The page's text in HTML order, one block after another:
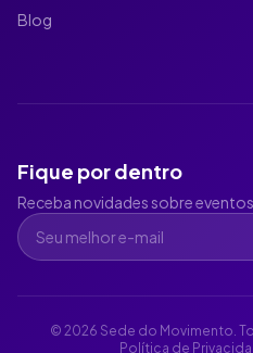
Blog
Fique por dentro
Receba novidades sobre
© 2026 Sede do Movimento.
Política de